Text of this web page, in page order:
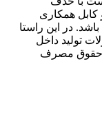
کابل همکاری
در این راستا
تولید داخل
حقوق مصرف